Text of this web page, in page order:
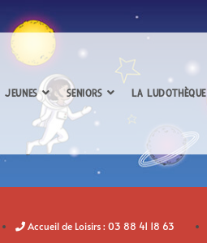
JEUNES SENIORS LA LUDOTHÈQUE
Accueil de Loisirs : 03 88 41 18 63